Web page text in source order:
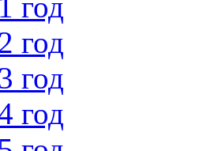
год
год
год
год